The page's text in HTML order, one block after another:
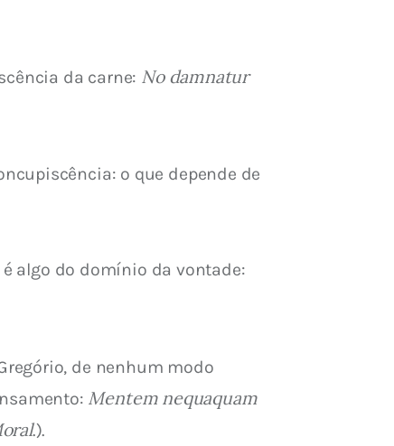
da carne: No damnatur
o que depende de
algo do domínio da vontade:
de nenhum modo
Mentem nequaquam
.).